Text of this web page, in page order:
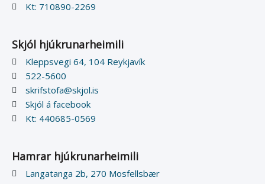
Kt: 710890-2269
Skjól hjúkrunarheimili
Kleppsvegi 64, 104 Reykjavík
522-5600
skrifstofa@skjol.is
Skjól á facebook
Kt: 440685-0569
Hamrar hjúkrunarheimili
Langatanga 2b, 270 Mosfellsbær